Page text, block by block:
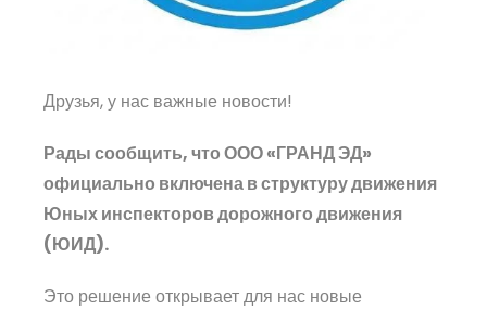
Друзья, у нас важные новости!
Рады сообщить, что ООО «ГРАНД ЭД»
официально включена в структуру движения
Юных инспекторов дорожного движения
(ЮИД).
Это решение открывает для нас новые